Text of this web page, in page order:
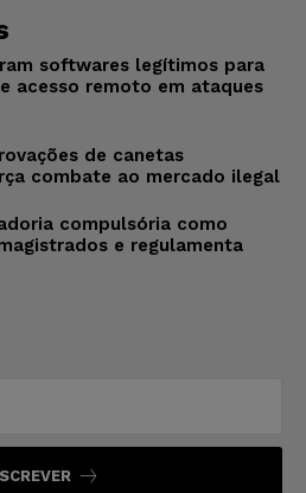
softwares legítimos para
acesso remoto em ataques
de canetas
combate ao mercado ilegal
compulsória como
e regulamenta